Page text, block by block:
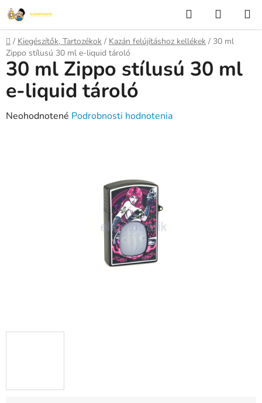
Prejsť
na
obsah
Hľadať
KOŠÍK
Domov
/ Kiegészítők, Tartozékok / Kazán felújításhoz kellékek / 30 ml
Zippo stílusú 30 ml e-liquid tároló
30 ml Zippo stílusú 30 ml
e-liquid tároló
Priemerné
Neohodnotené Podrobnosti hodnotenia